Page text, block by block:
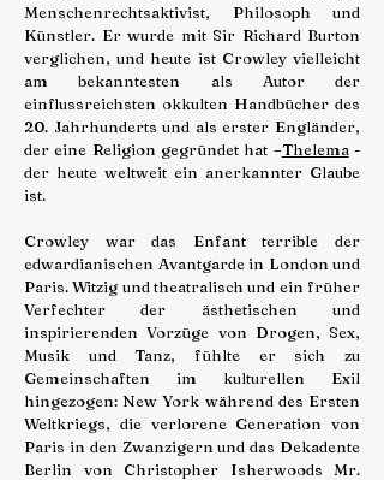
Menschenrechtsaktivist, Philosoph und
Künstler. Er wurde mit Sir Richard Burton
verglichen, und heute ist Crowley vielleicht
am bekanntesten als Autor der
einflussreichsten okkulten Handbücher des
20. Jahrhunderts und als erster Engländer,
der eine Religion gegründet hat –Thelema -
der heute weltweit ein anerkannter Glaube
ist.
Crowley war das Enfant terrible der
edwardianischen Avantgarde in London und
Paris. Witzig und theatralisch und ein früher
Verfechter der ästhetischen und
inspirierenden Vorzüge von Drogen, Sex,
Musik und Tanz, fühlte er sich zu
Gemeinschaften im kulturellen Exil
hingezogen: New York während des Ersten
Weltkriegs, die verlorene Generation von
Paris in den Zwanzigern und das Dekadente
Berlin von Christopher Isherwoods Mr.